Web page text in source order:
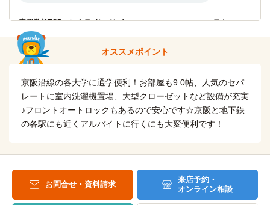
関西大学(千里山キャンパス)
→（阪急千里線18分）→関大前
大阪学院大学 電車
分）→正雀
大阪人間科学大学 電車
35分
専門学校ESPエンタテインメント 電車
守口→（大阪メトロ谷町線16分）→東梅田
上田安子服飾専門学校 電車
16分
守口→（大阪メトロ谷町線16分）→東梅田
ECCアーティスト美容専門学校
守口→（大阪メトロ谷町線14分）→中崎町
ECCコンピュータ専門学校 電車
14分
オススメポイント
京阪沿線の各大学に通学便利！お部屋も9.0帖、人気のセパ
レートに室内洗濯機置場、大型クローゼットなど設備が充実
♪フロントオートロックもあるので安心です☆京阪と地下鉄
の各駅にも近くアルバイトに行くにも大変便利です！
お問合せ・資料請求
来店予約・
オンライン相談